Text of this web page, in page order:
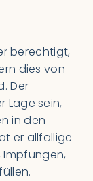
berechtigt,
dies von
Der
Lage sein,
in den
er allfällige